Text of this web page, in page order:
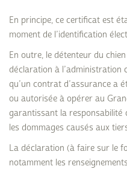
En principe, ce certificat est
moment de l’identification
En outre, le détenteur du
déclaration à l’administration
qu’un contrat d’assurance a
ou autorisée à opérer au
garantissant la responsabilité
les dommages causés aux
La déclaration (à faire sur le
notamment les